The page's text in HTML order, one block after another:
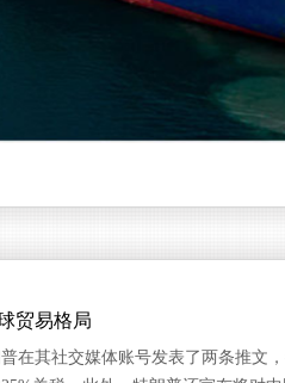
贸易格局
在其社交媒体账号发表了两条推文